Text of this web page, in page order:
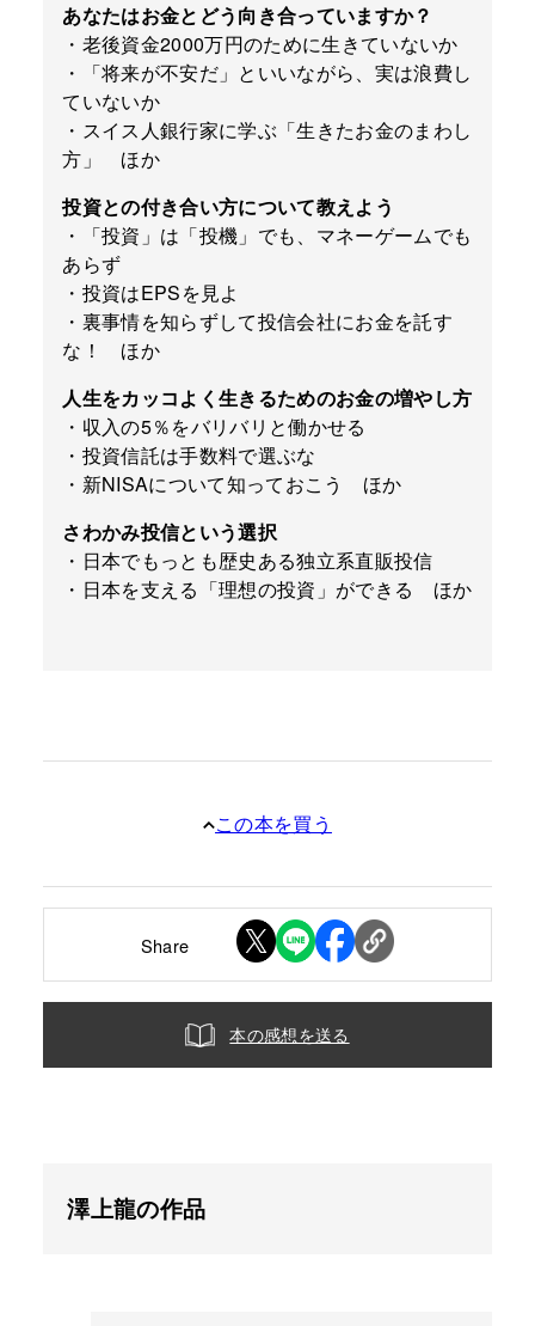
あなたはお金とどう向き合っていますか？
・老後資金2000万円のために生きていないか
・「将来が不安だ」といいながら、実は浪費し
ていないか
・スイス人銀行家に学ぶ「生きたお金のまわし
方」 ほか
投資との付き合い方について教えよう
・「投資」は「投機」でも、マネーゲームでも
あらず
・投資はEPSを見よ
・裏事情を知らずして投信会社にお金を託す
な！ ほか
人生をカッコよく生きるためのお金の増やし方
・収入の5％をバリバリと働かせる
・投資信託は手数料で選ぶな
・新NISAについて知っておこう ほか
さわかみ投信という選択
・日本でもっとも歴史ある独立系直販投信
・日本を支える「理想の投資」ができる ほか
この本を買う
Share
本の感想を送る
澤上龍の作品